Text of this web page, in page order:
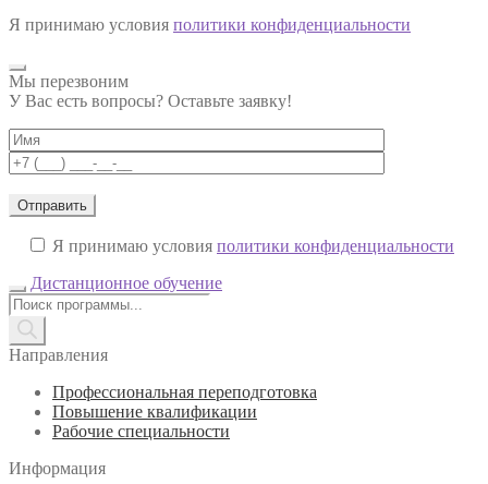
Я принимаю условия политики конфиденциальности
Мы перезвоним
У Вас есть вопросы? Оставьте заявку!
Я принимаю условия политики конфиденциальности
Дистанционное обучение
Поиск
товаров
Направления
Профессиональная переподготовка
Повышение квалификации
Рабочие специальности
Информация